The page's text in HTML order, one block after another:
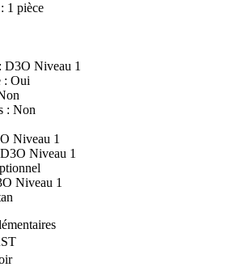
1 pièce
D3O Niveau 1
: Oui
: Non
Niveau 1
Niveau 1
Niveau 1